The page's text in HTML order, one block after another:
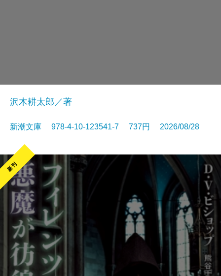
沢木耕太郎／著
新潮文庫 978-4-10-123541-7 737円 2026/08/28
新刊